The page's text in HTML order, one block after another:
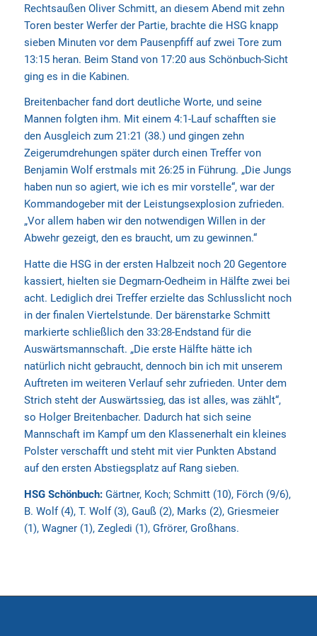
Rechtsaußen Oliver Schmitt, an diesem Abend mit zehn
Toren bester Werfer der Partie, brachte die HSG knapp
sieben Minuten vor dem Pausenpfiff auf zwei Tore zum
13:15 heran. Beim Stand von 17:20 aus Schönbuch-Sicht
ging es in die Kabinen.
Breitenbacher fand dort deutliche Worte, und seine
Mannen folgten ihm. Mit einem 4:1-Lauf schafften sie
den Ausgleich zum 21:21 (38.) und gingen zehn
Zeigerumdrehungen später durch einen Treffer von
Benjamin Wolf erstmals mit 26:25 in Führung. „Die Jungs
haben nun so agiert, wie ich es mir vorstelle“, war der
Kommandogeber mit der Leistungsexplosion zufrieden.
„Vor allem haben wir den notwendigen Willen in der
Abwehr gezeigt, den es braucht, um zu gewinnen.“
Hatte die HSG in der ersten Halbzeit noch 20 Gegentore
kassiert, hielten sie Degmarn-Oedheim in Hälfte zwei bei
acht. Lediglich drei Treffer erzielte das Schlusslicht noch
in der finalen Viertelstunde. Der bärenstarke Schmitt
markierte schließlich den 33:28-Endstand für die
Auswärtsmannschaft. „Die erste Hälfte hätte ich
natürlich nicht gebraucht, dennoch bin ich mit unserem
Auftreten im weiteren Verlauf sehr zufrieden. Unter dem
Strich steht der Auswärtssieg, das ist alles, was zählt“,
so Holger Breitenbacher. Dadurch hat sich seine
Mannschaft im Kampf um den Klassenerhalt ein kleines
Polster verschafft und steht mit vier Punkten Abstand
auf den ersten Abstiegsplatz auf Rang sieben.
HSG Schönbuch:Gärtner, Koch; Schmitt (10), Förch (9/6),
B. Wolf (4), T. Wolf (3), Gauß (2), Marks (2), Griesmeier
(1), Wagner (1), Zegledi (1), Gfrörer, Großhans.